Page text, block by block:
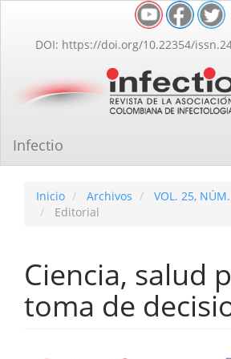
Contenido
principal
lateral
DOI: https://doi.org/10.22354/
Infectio
Inicio Archivos
VOL. 25,
Editorial
Ciencia, salud
toma de